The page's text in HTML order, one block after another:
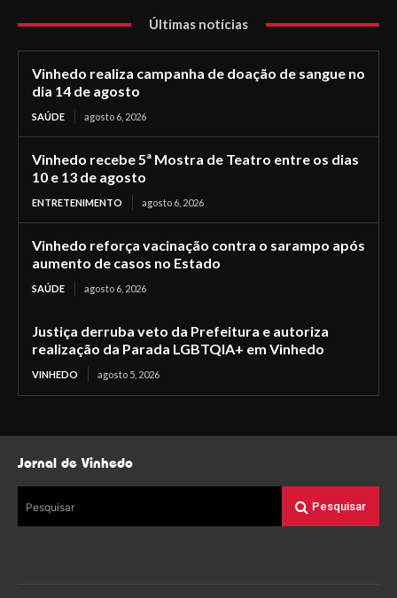
Últimas notícias
Vinhedo realiza campanha de doação de sangue no
dia 14 de agosto
SAÚDE agosto 6, 2026
Vinhedo recebe 5ª Mostra de Teatro entre os dias
10 e 13 de agosto
ENTRETENIMENTO agosto 6, 2026
Vinhedo reforça vacinação contra o sarampo após
aumento de casos no Estado
SAÚDE agosto 6, 2026
Justiça derruba veto da Prefeitura e autoriza
realização da Parada LGBTQIA+ em Vinhedo
VINHEDO agosto 5, 2026
Jornal de Vinhedo
Pesquisar Pesquisar